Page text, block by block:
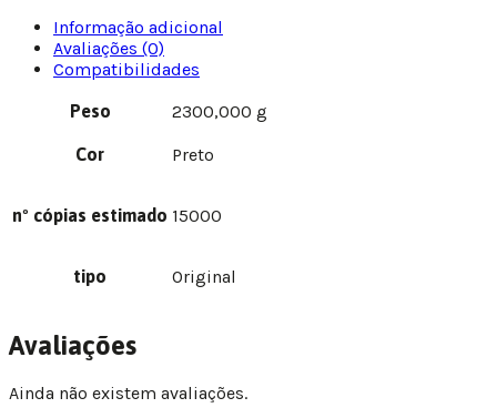
Informação adicional
Avaliações (0)
Compatibilidades
Peso 2300,000 g
Cor Preto
nº cópias estimado 15000
tipo Original
Avaliações
Ainda não existem avaliações.